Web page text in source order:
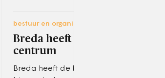
bestuur en organisatie
Breda heeft het beste
centrum
Breda heeft de beste